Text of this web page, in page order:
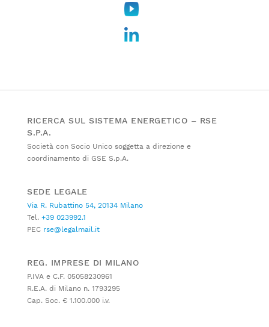
RICERCA SUL SISTEMA ENERGETICO – RSE
S.P.A.
Società con Socio Unico soggetta a direzione e
coordinamento di GSE S.p.A.
SEDE LEGALE
Via R. Rubattino 54, 20134 Milano
Tel. +39 023992.1
PEC rse@legalmail.it
REG. IMPRESE DI MILANO
P.IVA e C.F. 05058230961
R.E.A. di Milano n. 1793295
Cap. Soc. € 1.100.000 i.v.